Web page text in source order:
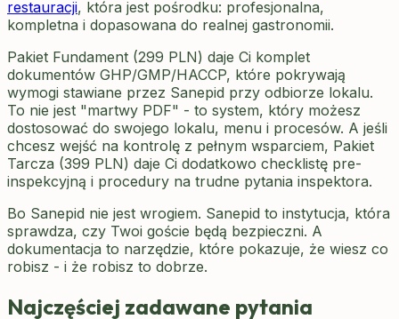
restauracji, która jest pośrodku: profesjonalna,
kompletna i dopasowana do realnej gastronomii.
Pakiet Fundament (299 PLN) daje Ci komplet
dokumentów GHP/GMP/HACCP, które pokrywają
wymogi stawiane przez Sanepid przy odbiorze lokalu.
To nie jest "martwy PDF" - to system, który możesz
dostosować do swojego lokalu, menu i procesów. A jeśli
chcesz wejść na kontrolę z pełnym wsparciem, Pakiet
Tarcza (399 PLN) daje Ci dodatkowo checklistę pre-
inspekcyjną i procedury na trudne pytania inspektora.
Bo Sanepid nie jest wrogiem. Sanepid to instytucja, która
sprawdza, czy Twoi goście będą bezpieczni. A
dokumentacja to narzędzie, które pokazuje, że wiesz co
robisz - i że robisz to dobrze.
Najczęściej zadawane pytania